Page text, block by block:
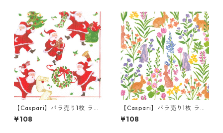
【Caspari】バラ売り1枚 ラン
チサイズ ペーパーナプキン D
ancing Santas ホワイト
¥108
【Caspari】バラ売り1枚 ラン
チサイズ ペーパーナプキン Bu
nny Field ホワイト
¥108